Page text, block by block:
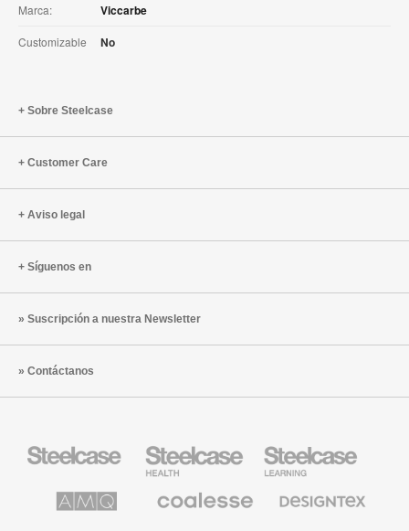
Marca: Viccarbe
Customizable No
Sobre Steelcase
Customer Care
Aviso legal
Síguenos en
Suscripción a nuestra Newsletter
Contáctanos
Steelcase
para
sanidad
Steelcase
para
educación
Steelcase
Solutions
premium